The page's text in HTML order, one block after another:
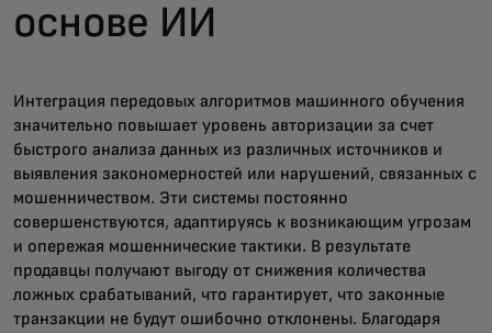
основе ИИ
Интеграция передовых алгоритмов машинного обучения
значительно повышает уровень авторизации за счет
быстрого анализа данных из различных источников и
выявления закономерностей или нарушений, связанных с
мошенничеством. Эти системы постоянно
совершенствуются, адаптируясь к возникающим угрозам
и опережая мошеннические тактики. В результате
продавцы получают выгоду от снижения количества
ложных срабатываний, что гарантирует, что законные
транзакции не будут ошибочно отклонены. Благодаря